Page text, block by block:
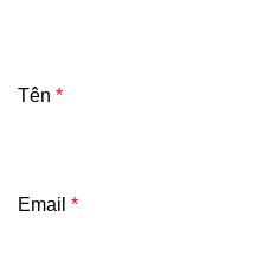
Tên *
Email *